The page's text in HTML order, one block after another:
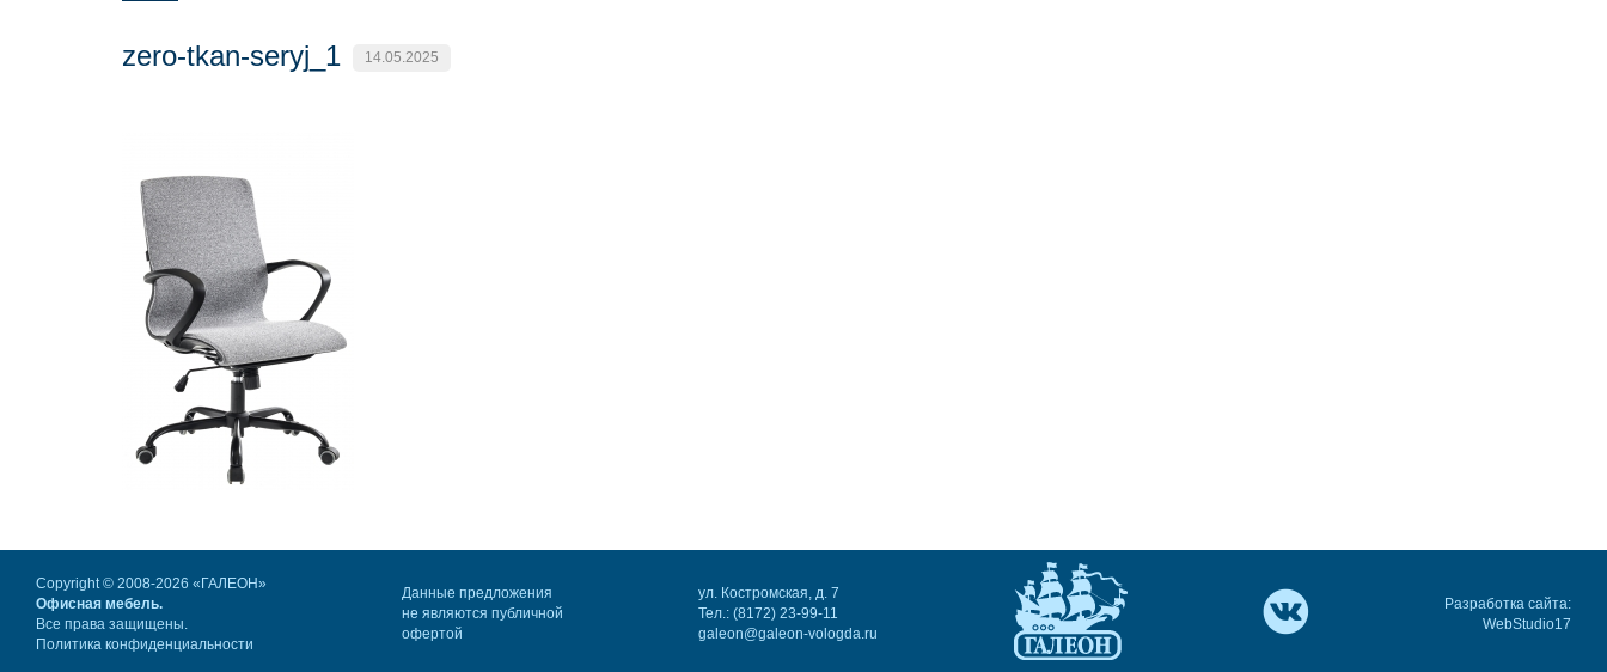
zero-tkan-seryj_1 14.05.2025
Copyright © 2008-2026 «ГАЛЕОН»
Офисная мебель.
Все права защищены.
Политика конфиденциальности
Данные предложения
не являются публичной
офертой
ул. Костромская, д. 7
Тел.: (8172) 23-99-11
galeon@galeon-vologda.ru
Разработка сайта:
WebStudio17